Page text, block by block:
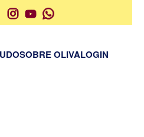
SOBRE OLIVALOGIN